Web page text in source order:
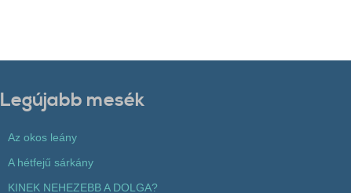
Legújabb mesék
Az okos leány
A hétfejű sárkány
KINEK NEHEZEBB A DOLGA?